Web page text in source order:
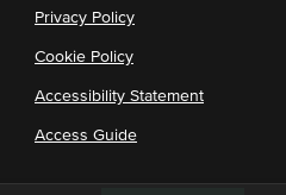
Privacy Policy
Cookie Policy
Accessibility Statement
Access Guide